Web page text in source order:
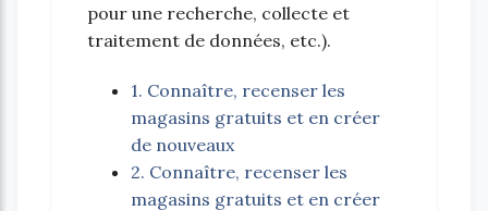
pour une recherche, collecte et
traitement de données, etc.).
1. Connaître, recenser les
magasins gratuits et en créer
de nouveaux
2. Connaître, recenser les
magasins gratuits et en créer